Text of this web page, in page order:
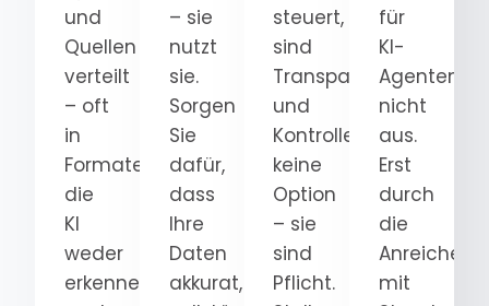
und
Quellen
verteilt
– oft
in
Formaten,
die
KI
weder
erkennen
– sie
nutzt
sie.
Sorgen
Sie
dafür,
dass
Ihre
Daten
akkurat,
steuert,
sind
Transparenz
und
Kontrolle
keine
Option
– sie
sind
Pflicht.
für
KI-
Agenten
nicht
aus.
Erst
durch
die
mit